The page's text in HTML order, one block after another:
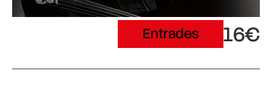
Entrades 16€